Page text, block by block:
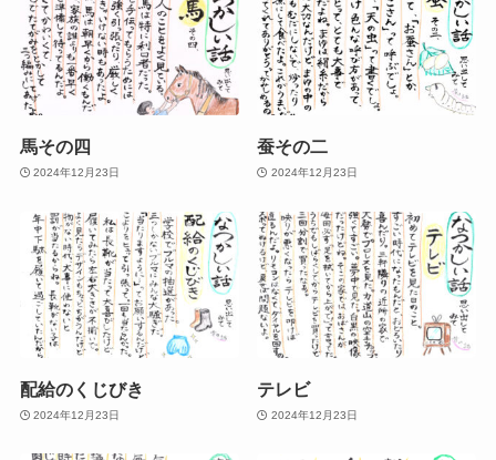
馬その四
2024年12月23日
蚕その二
2024年12月23日
配給のくじびき
2024年12月23日
テレビ
2024年12月23日